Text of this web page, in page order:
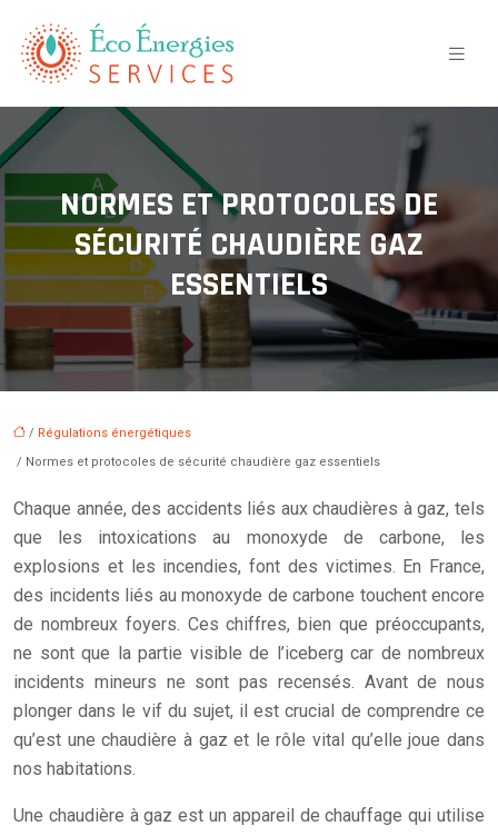
NORMES ET PROTOCOLES DE
SÉCURITÉ CHAUDIÈRE GAZ
ESSENTIELS
/ Régulations énergétiques
/ Normes et protocoles de sécurité chaudière gaz essentiels
Chaque année, des accidents liés aux chaudières à gaz, tels
que les intoxications au monoxyde de carbone, les
explosions et les incendies, font des victimes. En France,
des incidents liés au monoxyde de carbone touchent encore
de nombreux foyers. Ces chiffres, bien que préoccupants,
ne sont que la partie visible de l’iceberg car de nombreux
incidents mineurs ne sont pas recensés. Avant de nous
plonger dans le vif du sujet, il est crucial de comprendre ce
qu’est une chaudière à gaz et le rôle vital qu’elle joue dans
nos habitations.
Une chaudière à gaz est un appareil de chauffage qui utilise